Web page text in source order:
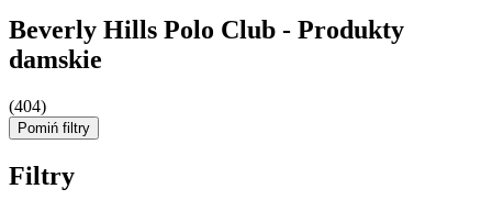
Beverly Hills Polo Club - Produkty
damskie
(404)
Pomiń filtry
Filtry